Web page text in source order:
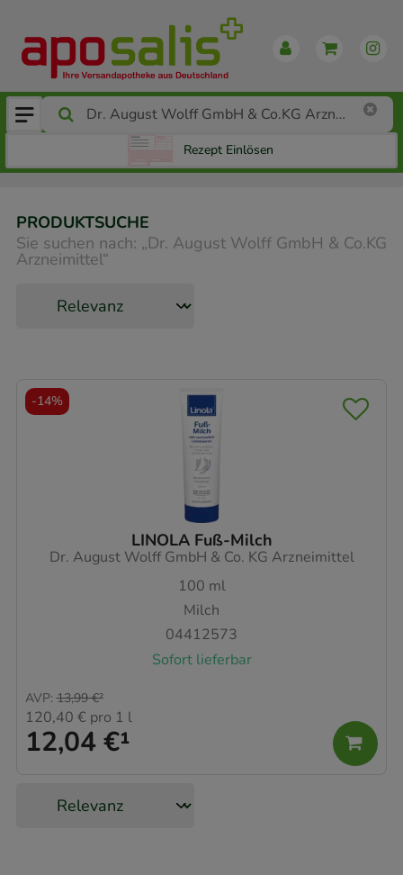
Rezept Einlösen
PRODUKTSUCHE
Sie suchen nach: „Dr. August Wolff GmbH & Co.KG
Arzneimittel“
LINOLA Fuß-Milch
Dr. August Wolff GmbH & Co. KG Arzneimittel
100 ml
Milch
04412573
Sofort lieferbar
12,04 €¹
AVP: 13,99 €²
120,40 € pro 1 l
-14%